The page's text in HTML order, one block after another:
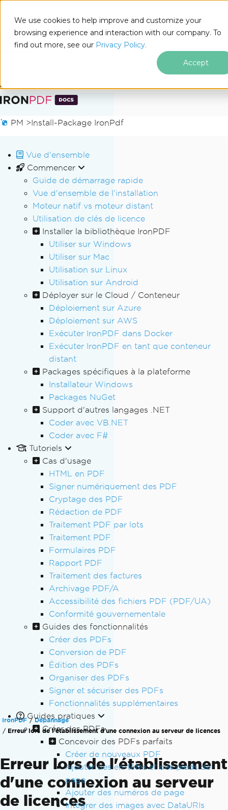
We use cookies to help improve and customize your
browsing experience and interaction with our company. To
find out more, see our Privacy Policy.
Accept
Passer au contenu du pied de page
Docs
Sur cette page
PM >Install-Package IronPdf
Vue d'ensemble
Commencer
Guide de démarrage rapide
Vue d'ensemble de l'installation
Moteur natif vs moteur distant
Utilisation de clés de licence
Installer la bibliothèque IronPDF
Utiliser sur Windows
Utiliser sur Mac
Utilisation sur Linux
Utilisation sur Android
Déployer sur le Cloud / Conteneur
Déploiement sur Azure
Déploiement sur AWS
Exécuter IronPDF dans Docker
Exécuter IronPDF en tant que conteneur
distant
Packages spécifiques à la plateforme
Installateur Windows
Packages NuGet
Support d'autres langages .NET
Coder avec VB.NET
Coder avec F#
Tutoriels
Cas d'usage
HTML en PDF
Signer numériquement des PDF
Cryptage des PDF
Rédaction de PDF
Traitement PDF par lots
Traitement PDF
Formulaires PDF
Rapport PDF
Traitement des factures
Archivage PDF/A
Accessibilité des fichiers PDF (PDF/UA)
Conformité gouvernementale
Guides des fonctionnalités
Créer des PDFs
Conversion de PDF
Édition des PDFs
Organiser des PDFs
Signer et sécuriser des PDFs
Fonctionnalités supplémentaires
Guides pratiques
Créer des PDFs
Concevoir des PDFs parfaits
Créer de nouveaux PDF
Ajouter des en-têtes et des pieds de
page
Ajouter des numéros de page
Intégrer des images avec DataURIs
IronPDF
Dépannage
Erreur lors de l'établissement d'une connexion au serveur de licences
Erreur lors de l'établissement
d'une connexion au serveur
de licences